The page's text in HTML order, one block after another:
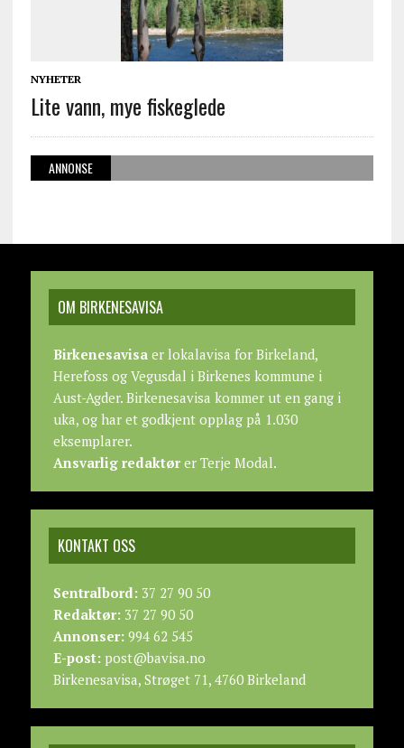
NYHETER
Lite vann, mye fiskeglede
ANNONSE
OM BIRKENESAVISA
Birkenesavisaer lokalavisa for Birkeland,
Herefoss og Vegusdal i Birkenes kommune i
Aust-Agder. Birkenesavisa kommer ut en gang i
uka, og har et godkjent opplag på 1.030
eksemplarer.
Ansvarlig redaktører Terje Modal.
KONTAKT OSS
Sentralbord:37 27 90 50
Redaktør:37 27 90 50
Annonser:994 62 545
E-post:post@bavisa.no
Birkenesavisa, Strøget 71, 4760 Birkeland